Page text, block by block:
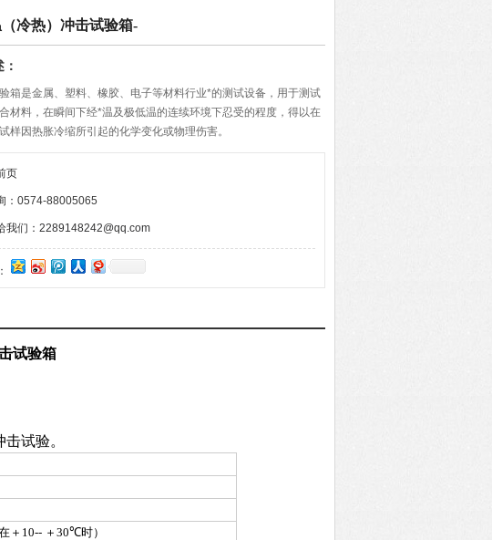
冷热）冲击试验箱-
箱是金属、塑料、橡胶、电子等材料行业*的测试设备，用于测试
材料，在瞬间下经*温及极低温的连续环境下忍受的程度，得以在
样因热胀冷缩所引起的化学变化或物理伤害。
页
：0574-88005065
我们：2289148242@qq.com
试验箱
试验。
＋10-- ＋30℃时）